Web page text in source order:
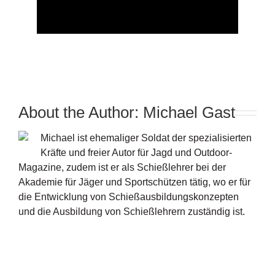
About the Author: Michael Gast
Michael ist ehemaliger Soldat der spezialisierten
Kräfte und freier Autor für Jagd und Outdoor-
Magazine, zudem ist er als Schießlehrer bei der
Akademie für Jäger und Sportschützen tätig, wo er für
die Entwicklung von Schießausbildungskonzepten
und die Ausbildung von Schießlehrern zuständig ist.